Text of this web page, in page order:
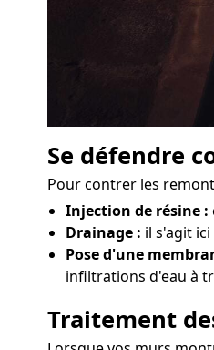
Se défendre
Pour contrer les
Injection de résine :
Drainage : il s'agit
Pose d'une
infiltrations d'eau à
Traitement